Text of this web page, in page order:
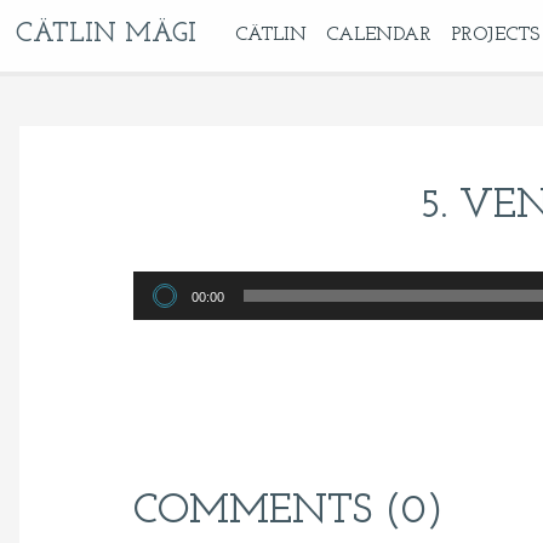
CÄTLIN MÄGI CÄTLIN CALENDAR PROJECTS
5.
Audio
Player
00:00
COMMENTS (0)